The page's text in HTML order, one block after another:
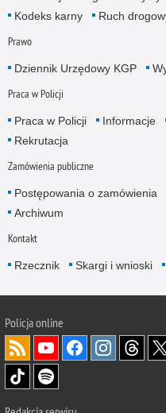
Kodeks karny
Ruch
Prawo
Dziennik Urzędowy KGP
Praca w Policji
Praca w Policji Informacje
Rekrutacja
Zamówienia publiczne
Postępowania o zamówienia
Archiwum
Kontakt
Rzecznik Skargi i wnioski
Policjaonline